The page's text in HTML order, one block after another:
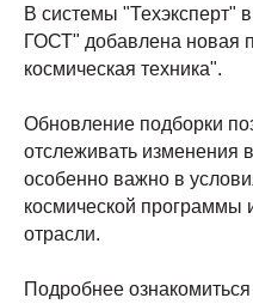
В системы "Техэксперт"
ГОСТ" добавлена новая
космическая техника".
Обновление подборки
отслеживать изменения
особенно важно в
космической программы
отрасли.
Подробнее